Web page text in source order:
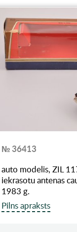
№ 36413
auto modelis, ZIL
iekrasotu antenas
1983 g.
Pilns apraksts